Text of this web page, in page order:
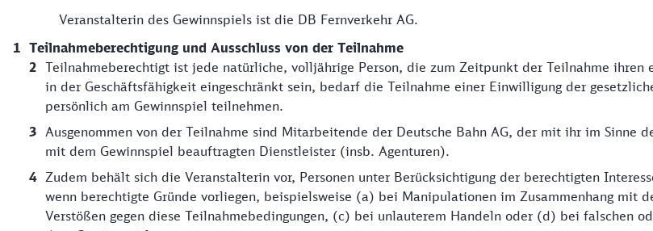
Veranstalterin des Gewinnspiels ist die DB Fernverkehr AG.
Teilnahmeberechtigung und Ausschluss von der Teilnahme
Teilnahmeberechtigt ist jede natürliche, volljährige Person, die zum Zeitpunkt der Teilnahme ihren
in der Geschäftsfähigkeit eingeschränkt sein, bedarf die Teilnahme einer Einwilligung der
persönlich am Gewinnspiel teilnehmen.
Ausgenommen von der Teilnahme sind Mitarbeitende der Deutsche Bahn AG, der mit ihr im Sinne
mit dem Gewinnspiel beauftragten Dienstleister (insb. Agenturen).
Zudem behält sich die Veranstalterin vor, Personen unter Berücksichtigung der berechtigten
wenn berechtigte Gründe vorliegen, beispielsweise (a) bei Manipulationen im Zusammenhang mit
Verstößen gegen diese Teilnahmebedingungen, (c) bei unlauterem Handeln oder (d) bei falschen